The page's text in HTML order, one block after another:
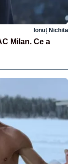
Ionuț Nichita
Milan. Ce a